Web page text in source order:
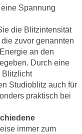
Spannung
die Blitzintensität
zuvor genannten
an den
Durch eine
Blitzlicht
Studioblitz auch für
praktisch bei
immer zum